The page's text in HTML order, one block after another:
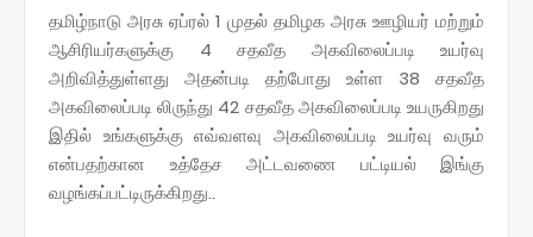
தமிழ்நாடு அரசு ஏப்ரல் 1 முதல் தமிழக அரசு ஊழியர் மற்றும்
ஆசிரியர்களுக்கு 4 சதவீத அகவிலைப்படி உயர்வு
அறிவித்துள்ளது அதன்படி தற்போது உள்ள 38 சதவீத
அகவிலைப்படி லிருந்து 42 சதவீத அகவிலைப்படி உயருகிறது
இதில் உங்களுக்கு எவ்வளவு அகவிலைப்படி உயர்வு வரும்
என்பதற்கான உத்தேச அட்டவணை பட்டியல் இங்கு
வழங்கப்பட்டிருக்கிறது..